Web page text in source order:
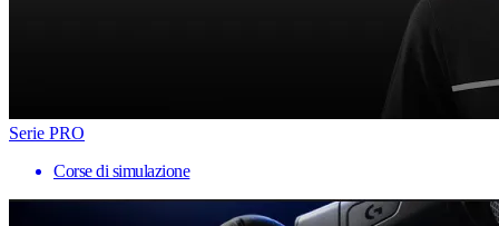
Serie PRO
Corse di simulazione